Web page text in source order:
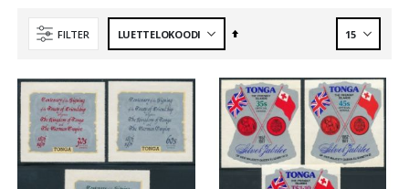
FILTER
Aseta